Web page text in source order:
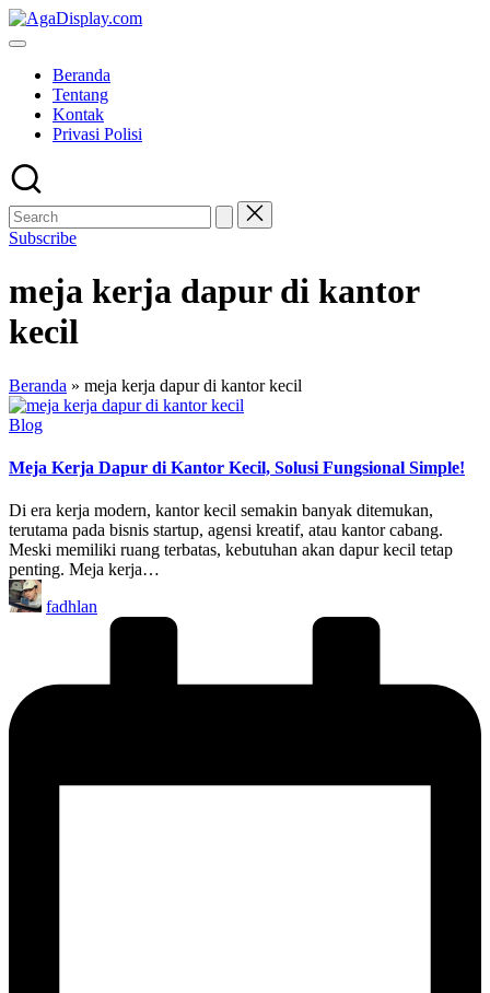
Skip
to
Beranda
Tentang
Kontak
Privasi Polisi
Subscribe
meja kerja dapur di kantor
kecil
Beranda » meja kerja dapur di kantor kecil
Posted
Blog
Meja Kerja Dapur di Kantor Kecil, Solusi Fungsional Simple!
Di era kerja modern, kantor kecil semakin banyak ditemukan,
terutama pada bisnis startup, agensi kreatif, atau kantor cabang.
Meski memiliki ruang terbatas, kebutuhan akan dapur kecil tetap
penting. Meja kerja…
Posted
by
fadhlan